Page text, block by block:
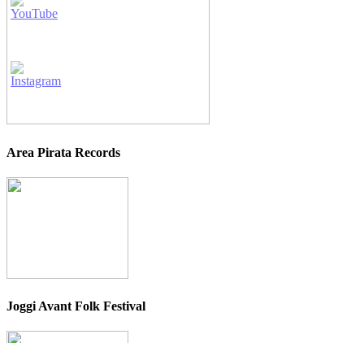
Area Pirata Records
Joggi Avant Folk Festival